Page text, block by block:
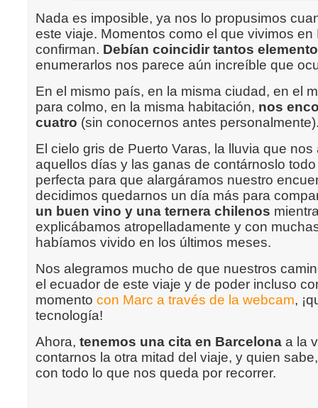
Nada es imposible, ya nos lo propusimos
este viaje. Momentos como el que vivimos en
confirman. Debían coincidir tantos
enumerarlos nos parece aún increíble que
En el mismo país, en la misma ciudad, en el
para colmo, en la misma habitación, nos
cuatro (sin conocernos antes
El cielo gris de Puerto Varas, la lluvia que
aquellos días y las ganas de contárnoslo
perfecta para que alargáramos nuestro
decidimos quedarnos un día más para
un buen vino y una ternera chilenos
explicábamos atropelladamente y con
habíamos vivido en los últimos meses.
Nos alegramos mucho de que nuestros
el ecuador de este viaje y de poder incluso
momento con Marc a través de la webcam,
tecnología!
Ahora, tenemos una cita en Barcelona a la
contarnos la otra mitad del viaje, y quien
con todo lo que nos queda por recorrer.